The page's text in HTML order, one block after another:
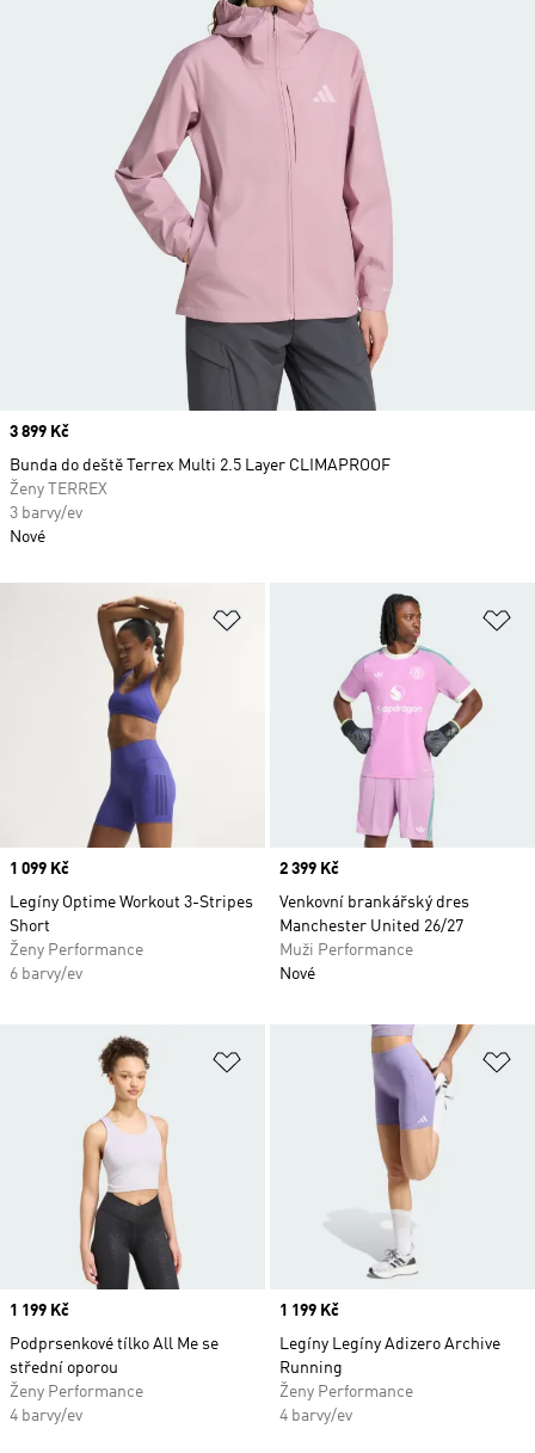
Přidat do seznamu přání
Price
1 099 Kč
Legíny Optime Workout 3-Stripes
Short
Ženy Performance
6 barvy/ev
Price
2 399 Kč
Venkovní brankářský dres
Manchester United 26/27
Muži Performance
Nové
Přidat do seznamu přání
Price
1 199 Kč
Podprsenkové tílko All Me se
střední oporou
Ženy Performance
4 barvy/ev
Price
1 199 Kč
Legíny Legíny Adizero Archive
Running
Ženy Performance
4 barvy/ev
Price
3 899 Kč
Bunda do deště Terrex Multi 2.5 Layer CLIMAPROOF
Ženy TERREX
3 barvy/ev
Nové